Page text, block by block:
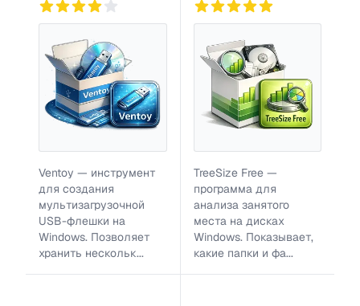
Ventoy — инструмент
для создания
мультизагрузочной
USB-флешки на
Windows. Позволяет
хранить нескольк...
TreeSize Free —
программа для
анализа занятого
места на дисках
Windows. Показывает,
какие папки и фа...